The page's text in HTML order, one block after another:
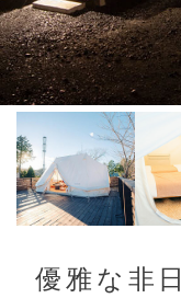
優雅な非